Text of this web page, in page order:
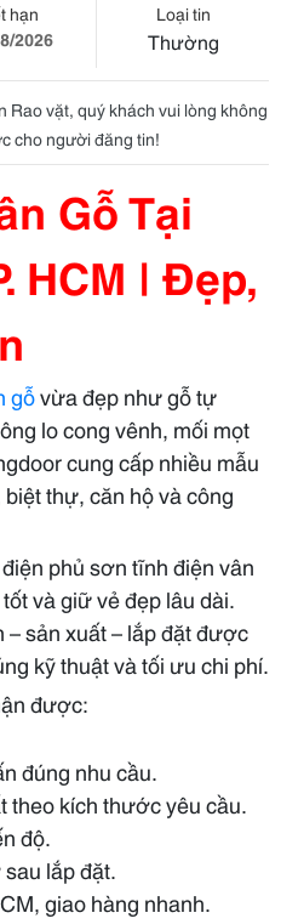
hạn
2026
Loại tin
Thường
Rao vặt, quý khách vui lòng không
cho người đăng tin!
Gỗ Tại
HCM | Đẹp,
gỗvừa đẹp như gỗ tự
lo cong vênh, mối mọt
cung cấp nhiều mẫu
thự, căn hộ và công
phủ sơn tĩnh điện vân
và giữ vẻ đẹp lâu dài.
sản xuất – lắp đặt được
kỹ thuật và tối ưu chi phí.
được:
đúng nhu cầu.
theo kích thước yêu cầu.
độ.
lắp đặt.
giao hàng nhanh.